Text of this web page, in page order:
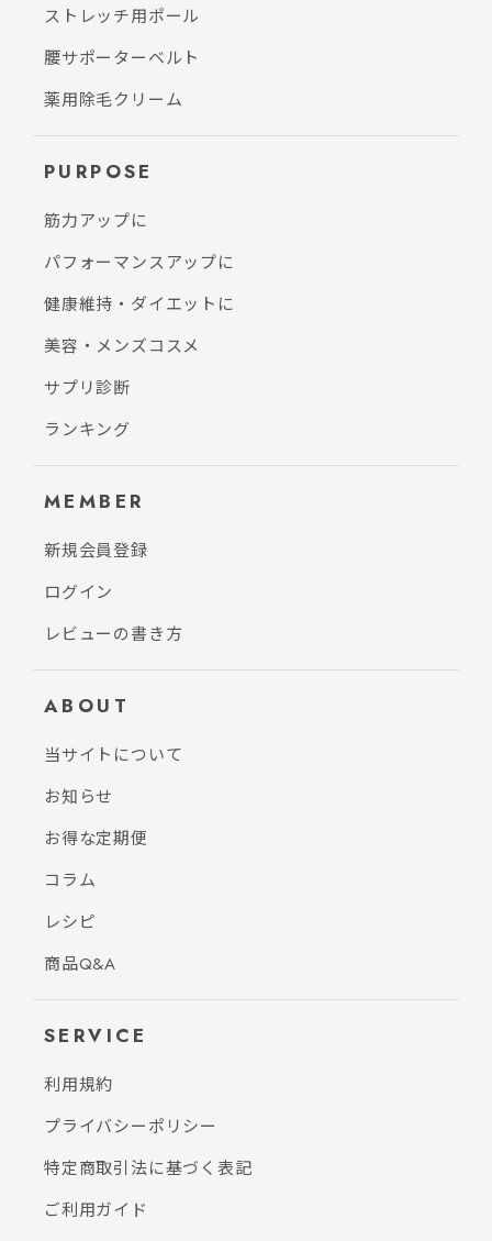
ストレッチ用ポール
腰サポーターベルト
薬用除毛クリーム
PURPOSE
筋力アップに
パフォーマンスアップに
健康維持・ダイエットに
美容・メンズコスメ
サプリ診断
ランキング
MEMBER
新規会員登録
ログイン
レビューの書き方
ABOUT
当サイトについて
お知らせ
お得な定期便
コラム
レシピ
商品Q&A
SERVICE
利用規約
プライバシーポリシー
特定商取引法に基づく表記
ご利用ガイド